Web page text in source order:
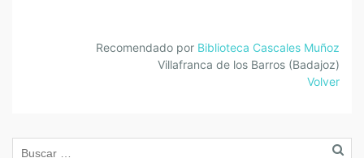
Recomendado por Biblioteca Cascales Muñoz
Villafranca de los Barros (Badajoz)
Volver